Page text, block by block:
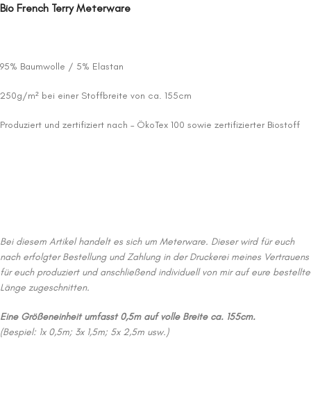
Bio French Terry Meterware
95% Baumwolle / 5% Elastan
250g/m² bei einer Stoffbreite von ca. 155cm
Produziert und zertifiziert nach – ÖkoTex 100 sowie zertifizierter Biostoff
Bei diesem Artikel handelt es sich um Meterware. Dieser wird für euch
nach erfolgter Bestellung und Zahlung in der Druckerei meines Vertrauens
für euch produziert und anschließend individuell von mir auf eure bestellte
Länge zugeschnitten.
Eine Größeneinheit umfasst 0,5m auf volle Breite ca. 155cm.
(Bespiel: 1x 0,5m; 3x 1,5m; 5x 2,5m usw.)